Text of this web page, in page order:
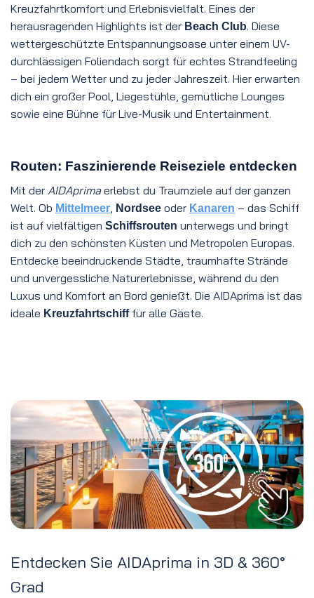
Kreuzfahrtkomfort und Erlebnisvielfalt. Eines der
herausragenden Highlights ist der Beach Club. Diese
wettergeschützte Entspannungsoase unter einem UV-
durchlässigen Foliendach sorgt für echtes Strandfeeling
– bei jedem Wetter und zu jeder Jahreszeit. Hier erwarten
dich ein großer Pool, Liegestühle, gemütliche Lounges
sowie eine Bühne für Live-Musik und Entertainment.
Routen: Faszinierende Reiseziele entdecken
Mit der AIDAprimaerlebst du Traumziele auf der ganzen
Welt. Ob Mittelmeer Nordsee oder Kanaren – das Schiff
ist auf vielfältigen Schiffsrouten unterwegs und bringt
dich zu den schönsten Küsten und Metropolen Europas.
Entdecke beeindruckende Städte, traumhafte Strände
und unvergessliche Naturerlebnisse, während du den
Luxus und Komfort an Bord genießt. Die AIDAprima ist das
ideale Kreuzfahrtschifffür alle Gäste.
Entdecken Sie AIDAprima in 3D & 360°
Grad